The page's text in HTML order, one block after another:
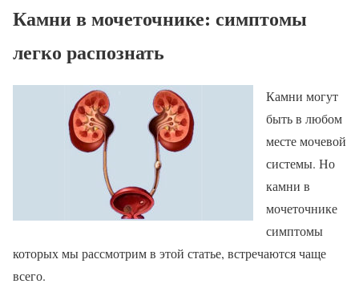
Камни в мочеточнике: симптомы
легко распознать
Камни могут
быть в любом
месте мочевой
системы. Но
камни в
мочеточнике
симптомы
которых мы рассмотрим в этой статье, встречаются чаще
всего.